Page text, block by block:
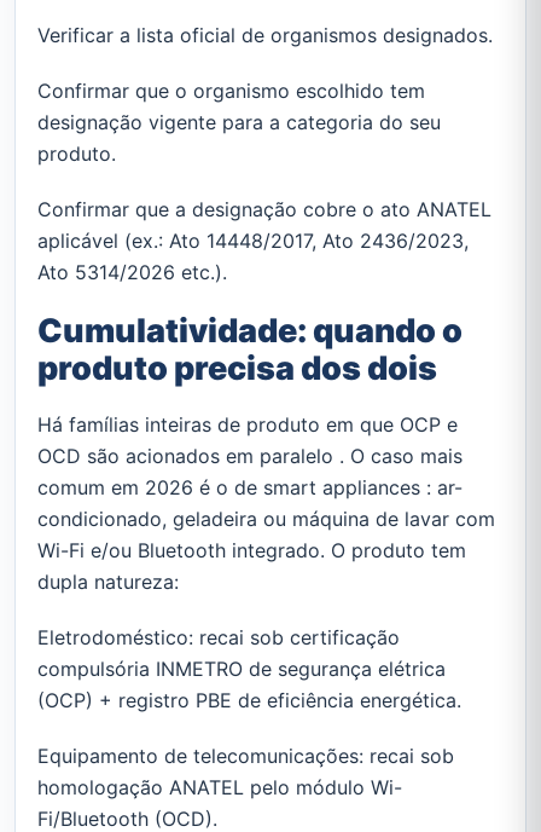
Verificar a lista oficial de organismos designados.
Confirmar que o organismo escolhido tem
designação vigente para a categoria do seu
produto.
Confirmar que a designação cobre o ato ANATEL
aplicável (ex.: Ato 14448/2017, Ato 2436/2023,
Ato 5314/2026 etc.).
Cumulatividade: quando o
produto precisa dos dois
Há famílias inteiras de produto em que OCP e
OCD são acionados em paralelo . O caso mais
comum em 2026 é o de smart appliances : ar-
condicionado, geladeira ou máquina de lavar com
Wi-Fi e/ou Bluetooth integrado. O produto tem
dupla natureza:
Eletrodoméstico: recai sob certificação
compulsória INMETRO de segurança elétrica
(OCP) + registro PBE de eficiência energética.
Equipamento de telecomunicações: recai sob
homologação ANATEL pelo módulo Wi-
Fi/Bluetooth (OCD).